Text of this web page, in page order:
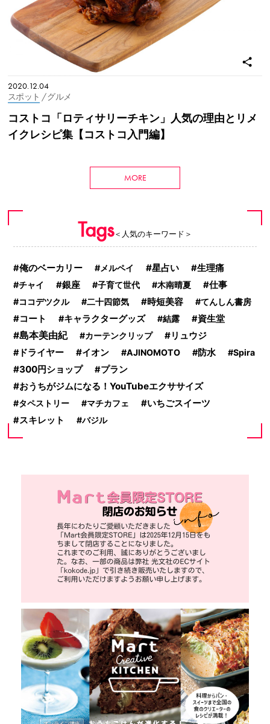
2020.12.04
スポット / グルメ
コストコ「ロティサリーチキン」人気の理由とリメ
イクレシピ集【コストコ入門編】
MORE
Tags＜人気のキーワード＞
俺のベーカリー メルペイ 星占い 生理痛
チャイ 銀座 子育て世代 木南晴夏 仕事
ココデツクル 二十四節気 時短美容 てんしん書房
コート キャラクターグッズ 結露 資生堂
島本美由紀 カーテンクリップ リュウジ
ドライヤー イオン AJINOMOTO 防水 Spira
300円ショップ プラン
おうちがジムになる！YouTubeエクササイズ
タペストリー マチカフェ いちごスイーツ
スキレット バジル